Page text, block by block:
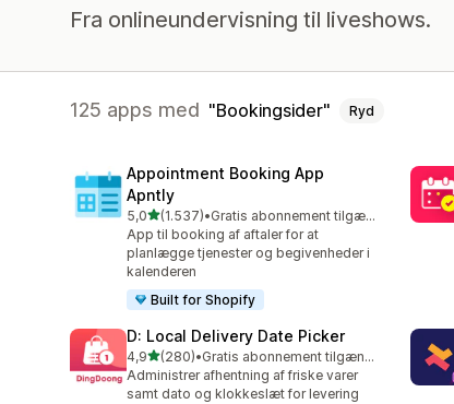
Fra onlineundervisning til liveshows.
125 apps med Bookingsider Ryd
Appointment Booking App
Apntly
5,0ud af 5 stjerner
(1.537)
1537 anmeldelser i alt
•
Gratis abonnement tilgængeligt
App til booking af aftaler for at
planlægge tjenester og begivenheder i
kalenderen
Built for Shopify
D: Local Delivery Date Picker
4,9ud af 5 stjerner
(280)
280 anmeldelser i alt
•
Gratis abonnement tilgængeligt
Administrer afhentning af friske varer
samt dato og klokkeslæt for levering